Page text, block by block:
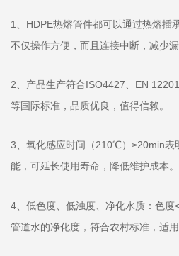
1、HDPE热熔管件都可以通过热熔插
不仅操作方便，而且连接中断，减少
2、产品生产符合ISO4427、EN
等国际标准，品质优良，值得信赖。
3、氧化感应时间（210℃）≥20min表
能，可延长使用寿命，降低维护成本。
4、低色度、低浊度、净化水质：色
管道水的净化度，符合农村标准，适